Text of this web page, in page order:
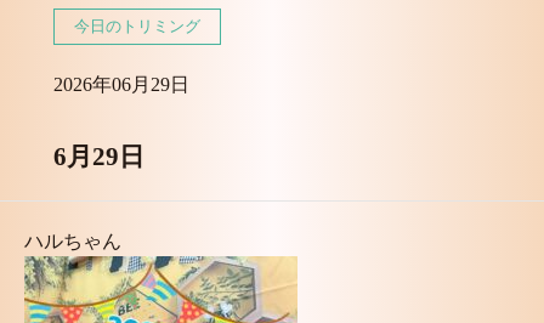
今日のトリミング
2026年06月29日
6月29日
ハルちゃん